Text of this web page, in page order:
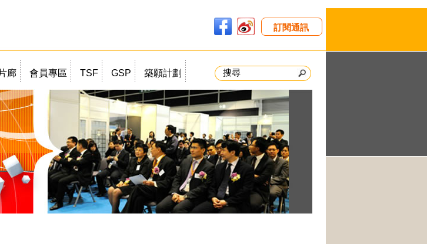
訂閱通訊
廊 會員專區 TSF GSP 築願計劃